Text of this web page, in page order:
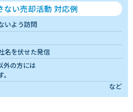
ない売却活動 対応例
いよう訪問
名を伏せた発信
外の方には
など